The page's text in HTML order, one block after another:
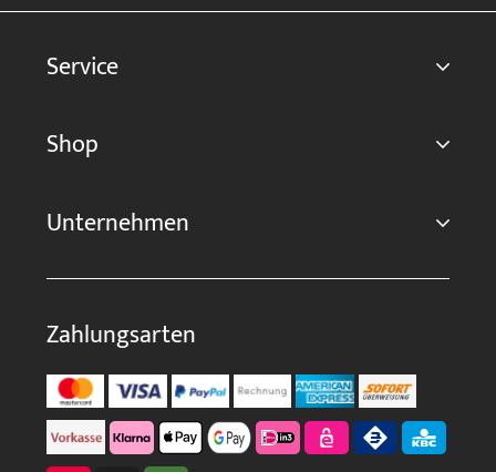
Service
Shop
Unternehmen
Zahlungsarten